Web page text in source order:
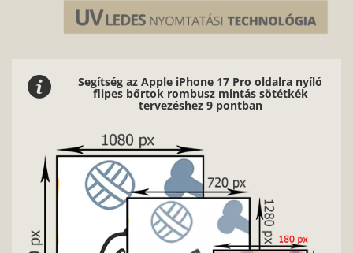
Segítség az Apple iPhone 17 Pro oldalra nyíló
flipes bőrtok rombusz mintás sötétkék
tervezéshez 9 pontban